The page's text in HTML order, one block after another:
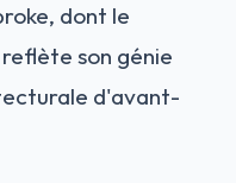
dont le
son génie
d'avant-